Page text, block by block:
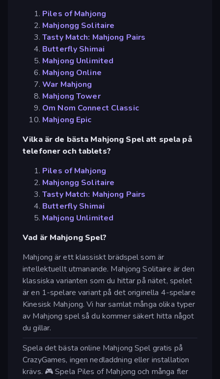
Piles of Mahjong
Mahjongg Solitaire
Tasty Match: Mahjong Pairs
Butterfly Shimai
Mahjong Unlimited
Mahjong Online
War Mahjong
Mahjong Tower
Om Nom Connect Classic
Mahjong Epic
Vilka är de bästa Mahjong Spel att spela på
telefoner och tablets?
Piles of Mahjong
Mahjongg Solitaire
Tasty Match: Mahjong Pairs
Butterfly Shimai
Mahjong Unlimited
Vad är Mahjong Spel?
Mahjong är ett klassiskt brädspel som är
intellektuellt utmanande. Mahjong Solitaire är den
klassiska varianten som du hittar på nätet, spelet
är en 1-spelare variant på det originella 4-spelare
Kinesisk Mahjong. Vi har samlat många olika typer
av Mahjong spel så du kommer säkert hitta något
du gillar.
Spela det bästa online Mahjong Spel gratis på
CrazyGames, ingen nedladdning eller installation
krävs. 🎮 Spela Piles of Mahjong och många fler